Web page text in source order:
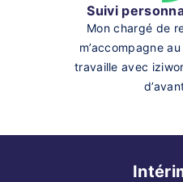
Suivi
Mon chargé de
m’accompagne
travaille avec